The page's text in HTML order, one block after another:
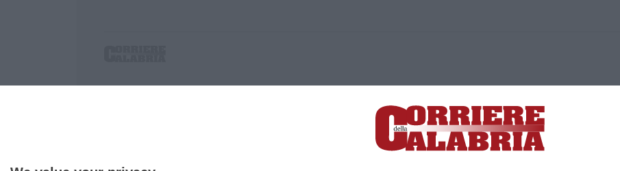
P.IVA. 03199620794, Via del mare 6/G, S.Eufemia, Lamezia Terme (CZ)
Iscrizione tribunale di Lamezia Terme 5/2011 - Direttore responsabile Paola Militano |Privacy